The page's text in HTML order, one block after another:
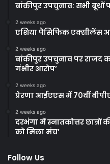
बांकीपुर उपचुनाव: सभी बूथों
2 weeks ago
एशिया पैसिफिक एक्सीलेंस
2 weeks ago
बांकीपुर उपचुनाव पर राजद
गंभीर आरोप’
2 weeks ago
प्रेरणा आईएएस में 70वीं
2 weeks ago
दरभंगा में स्नातकोत्तर छात्रों
को मिला मंच’
Follow Us